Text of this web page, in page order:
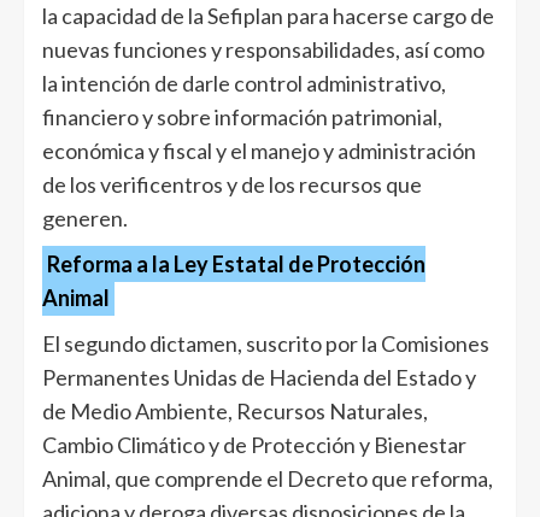
la capacidad de la Sefiplan para hacerse cargo de
nuevas funciones y responsabilidades, así como
la intención de darle control administrativo,
financiero y sobre información patrimonial,
económica y fiscal y el manejo y administración
de los verificentros y de los recursos que
generen.
Reforma a la Ley Estatal de Protección
Animal
El segundo dictamen, suscrito por la Comisiones
Permanentes Unidas de Hacienda del Estado y
de Medio Ambiente, Recursos Naturales,
Cambio Climático y de Protección y Bienestar
Animal, que comprende el Decreto que reforma,